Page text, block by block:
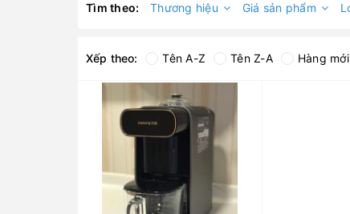
Tìm theo: Thương hiệu Giá sản phẩm
Xếp theo: Tên A-Z Tên Z-A Hàng mới